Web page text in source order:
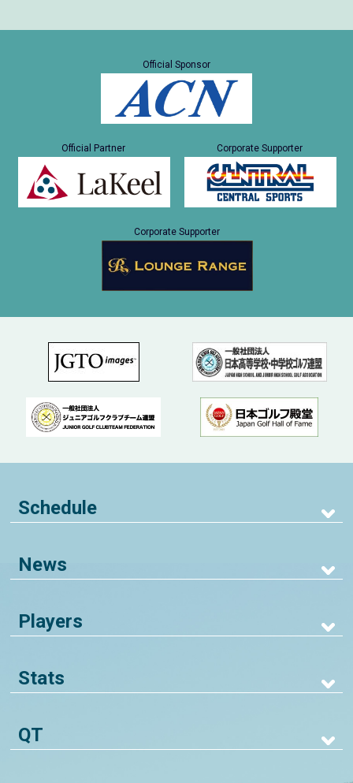
Official Sponsor
Official Partner Corporate Supporter
Corporate Supporter
Schedule
News
Players
Stats
QT